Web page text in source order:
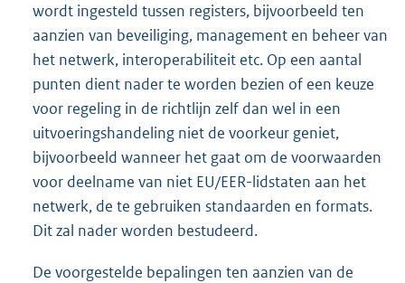
wordt ingesteld tussen registers, bijvoorbeeld ten
aanzien van beveiliging, management en beheer van
het netwerk, interoperabiliteit etc. Op een aantal
punten dient nader te worden bezien of een keuze
voor regeling in de richtlijn zelf dan wel in een
uitvoeringshandeling niet de voorkeur geniet,
bijvoorbeeld wanneer het gaat om de voorwaarden
voor deelname van niet EU/EER-lidstaten aan het
netwerk, de te gebruiken standaarden en formats.
Dit zal nader worden bestudeerd.
De voorgestelde bepalingen ten aanzien van de